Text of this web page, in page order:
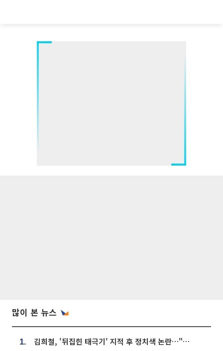
많이 본 뉴스
1. 김희철, '뒤집힌 태극기' 지적 후 정치색 논란…"좌우 떠나 우리나라 국기"